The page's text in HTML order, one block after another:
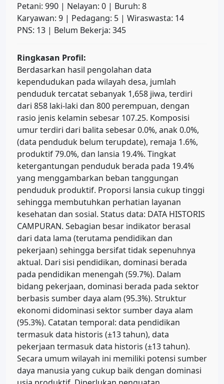
Petani: 990 | Nelayan: 0 | Buruh: 8
Karyawan: 9 | Pedagang: 5 | Wiraswasta: 14
PNS: 13 | Belum Bekerja: 345
Ringkasan Profil:
Berdasarkan hasil pengolahan data
kependudukan pada wilayah desa, jumlah
penduduk tercatat sebanyak 1,658 jiwa, terdiri
dari 858 laki-laki dan 800 perempuan, dengan
rasio jenis kelamin sebesar 107.25. Komposisi
umur terdiri dari balita sebesar 0.0%, anak 0.0%,
(data penduduk belum terupdate), remaja 1.6%,
produktif 79.0%, dan lansia 19.4%. Tingkat
ketergantungan penduduk berada pada 19.4%
yang menggambarkan beban tanggungan
penduduk produktif. Proporsi lansia cukup tinggi
sehingga membutuhkan perhatian layanan
kesehatan dan sosial. Status data: DATA HISTORIS
CAMPURAN. Sebagian besar indikator berasal
dari data lama (terutama pendidikan dan
pekerjaan) sehingga bersifat tidak sepenuhnya
aktual. Dari sisi pendidikan, dominasi berada
pada pendidikan menengah (59.7%). Dalam
bidang pekerjaan, dominasi berada pada sektor
berbasis sumber daya alam (95.3%). Struktur
ekonomi didominasi sektor sumber daya alam
(95.3%). Catatan temporal: data pendidikan
termasuk data historis (±13 tahun), data
pekerjaan termasuk data historis (±13 tahun).
Secara umum wilayah ini memiliki potensi sumber
daya manusia yang cukup baik dengan dominasi